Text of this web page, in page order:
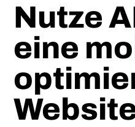
Nutze
eine